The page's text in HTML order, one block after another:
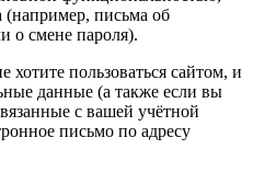
(например, письма об
о смене пароля).
пользоваться сайтом, и
данные (а также если вы
с вашей учётной
письмо по адресу